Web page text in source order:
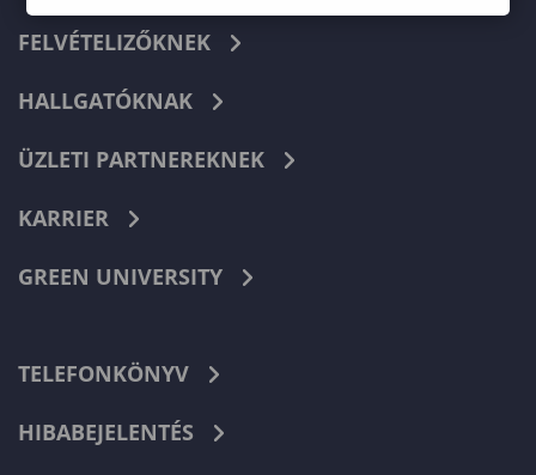
FELVÉTELIZŐKNEK
HALLGATÓKNAK
ÜZLETI PARTNEREKNEK
KARRIER
GREEN UNIVERSITY
TELEFONKÖNYV
HIBABEJELENTÉS